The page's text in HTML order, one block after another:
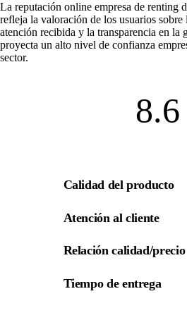
La reputación online empresa de renting
refleja la valoración de los usuarios
atención recibida y la transparencia en la
proyecta un alto nivel de confianza
sector.
8.6
Calidad del producto
Atención al cliente
Relación calidad/precio
Tiempo de entrega